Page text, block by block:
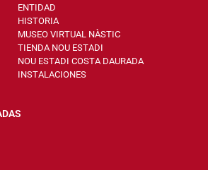
ENTIDAD
HISTORIA
MUSEO VIRTUAL NÀSTIC
TIENDA NOU ESTADI
NOU ESTADI COSTA DAURADA
INSTALACIONES